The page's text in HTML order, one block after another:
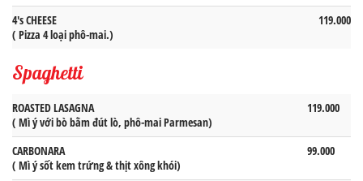
4's CHEESE
( Pizza 4 loại phô-mai.)
119.000
Spaghetti
ROASTED LASAGNA
( Mì ý với bò bằm đút lò, phô-mai Parmesan)
119.000
CARBONARA
( Mì ý sốt kem trứng & thịt xông khói)
99.000